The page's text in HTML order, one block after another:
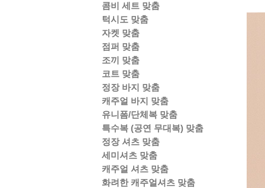
콤비 세트 맞춤
턱시도 맞춤
자켓 맞춤
점퍼 맞춤
조끼 맞춤
코트 맞춤
정장 바지 맞춤
캐주얼 바지 맞춤
유니폼/단체복 맞춤
특수복 (공연 무대복) 맞춤
정장 셔츠 맞춤
세미셔츠 맞춤
캐주얼 셔츠 맞춤
화려한 캐주얼셔츠 맞춤